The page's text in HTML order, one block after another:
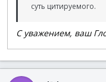
суть цитируемого.
С уважением, ваш